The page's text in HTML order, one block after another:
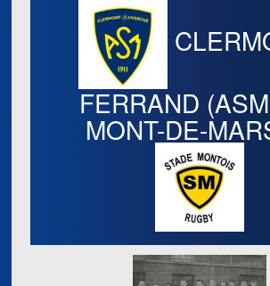
FERRAND
MONT-DE-